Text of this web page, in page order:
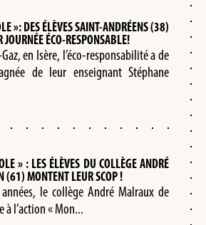
»: DES ÉLÈVES SAINT-ANDRÉENS (38)
ÉCO-RESPONSABLE!
en Isère, l’éco-responsabilité a de
de leur enseignant Stéphane
» : LES ÉLÈVES DU COLLÈGE ANDRÉ
(61) MONTENT LEUR SCOP !
le collège André Malraux de
l’action « Mon...